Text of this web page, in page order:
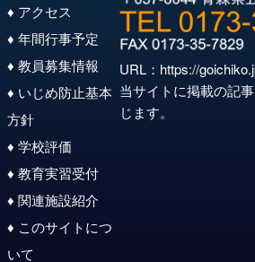
♦ アクセス
♦ 年間行事予定
♦ 教員募集情報
♦ いじめ防止基本
方針
♦ 学校評価
♦ 教育実習受付
♦ 関連施設紹介
♦ このサイトにつ
いて
URL： https://
当サイトに掲載の記
じます。